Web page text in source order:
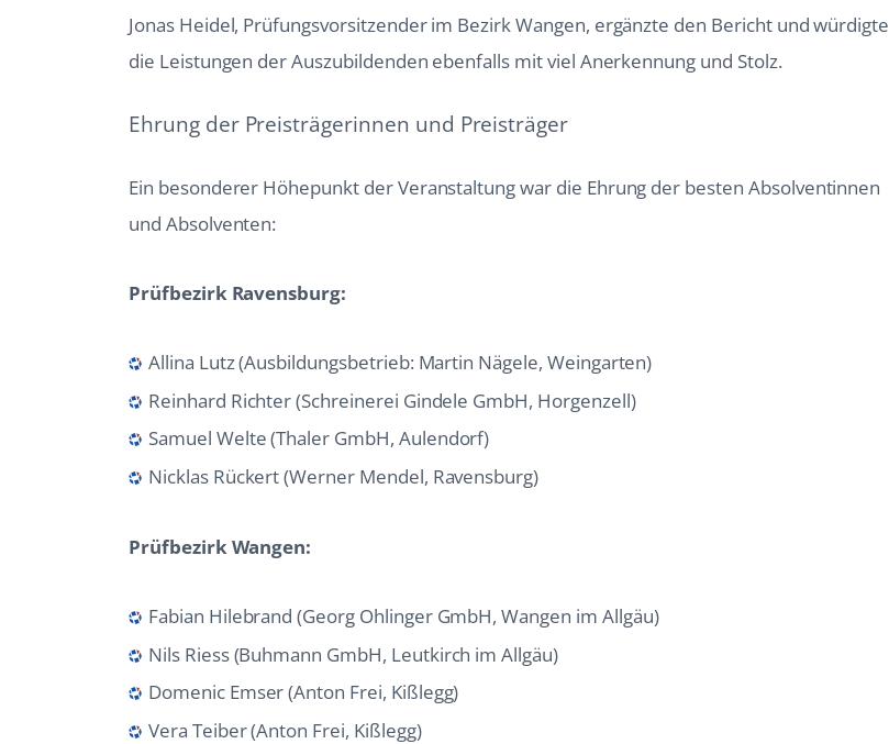
Jonas Heidel, Prüfungsvorsitzender im Bezirk Wangen, ergänzte den Bericht und würdigte
die Leistungen der Auszubildenden ebenfalls mit viel Anerkennung und Stolz.
Ehrung der Preisträgerinnen und Preisträger
Ein besonderer Höhepunkt der Veranstaltung war die Ehrung der besten Absolventinnen
und Absolventen:
Prüfbezirk Ravensburg:
Allina Lutz (Ausbildungsbetrieb: Martin Nägele, Weingarten)
Reinhard Richter (Schreinerei Gindele GmbH, Horgenzell)
Samuel Welte (Thaler GmbH, Aulendorf)
Nicklas Rückert (Werner Mendel, Ravensburg)
Prüfbezirk Wangen:
Fabian Hilebrand (Georg Ohlinger GmbH, Wangen im Allgäu)
Nils Riess (Buhmann GmbH, Leutkirch im Allgäu)
Domenic Emser (Anton Frei, Kißlegg)
Vera Teiber (Anton Frei, Kißlegg)